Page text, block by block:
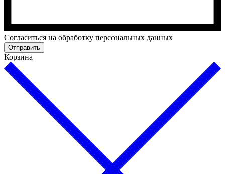
Cогласиться на обработку персональных данных
Отправить
Корзина